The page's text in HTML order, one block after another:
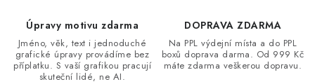
Úpravy motivu zdarma
Jméno, věk, text i jednoduché
grafické úpravy provádíme bez
příplatku. S vaší grafikou pracují
skuteční lidé, ne AI.
DOPRAVA ZDARMA
Na PPL výdejní místa a do PPL
boxů doprava darma. Od 999 Kč
máte zdarma veškerou dopravu.